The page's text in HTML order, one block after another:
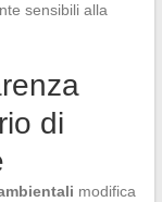
sensibili alla
di
modifica